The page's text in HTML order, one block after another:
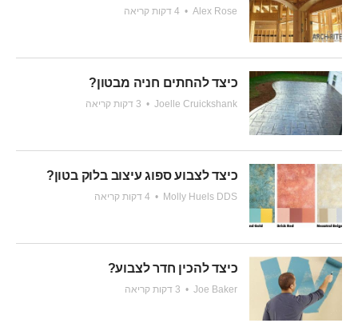
Alex Rose
•
כיצד להחתים חניה מבטון?
Joelle Cruickshank
•
כיצד לצבוע ספוג עיצוב בלוק בטון?
Molly Huels DDS
•
כיצד להכין חדר לצבוע?
Joe Baker
•